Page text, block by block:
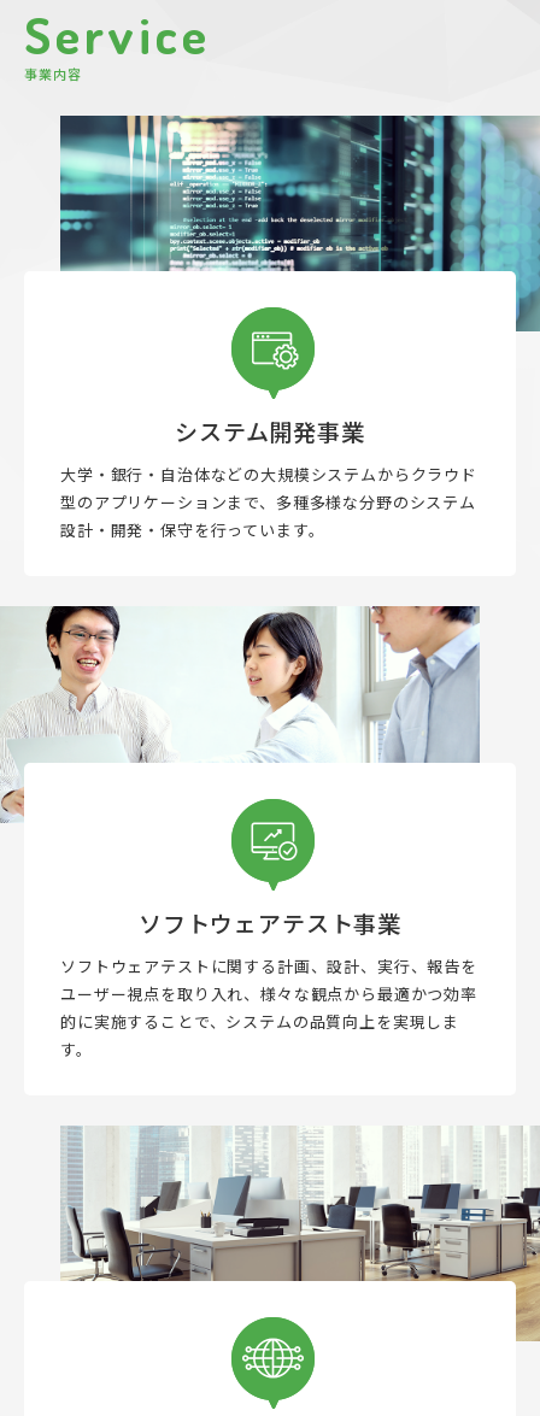
Service
事業内容
システム開発事業
大学・銀行・自治体などの大規模システムからクラウド
型のアプリケーションまで、多種多様な分野のシステム
設計・開発・保守を行っています。
ソフトウェアテスト事業
ソフトウェアテストに関する計画、設計、実行、報告を
ユーザー視点を取り入れ、様々な観点から最適かつ効率
的に実施することで、システムの品質向上を実現しま
す。